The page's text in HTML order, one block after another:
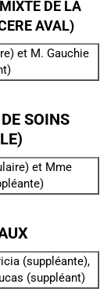
DE LA
AVAL)
et M. Gauchie
SOINS
et Mme
(suppléante),
(suppléant)